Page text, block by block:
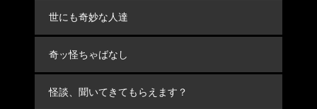
世にも奇妙な人達
奇ッ怪ちゃばなし
怪談、聞いてきてもらえます？